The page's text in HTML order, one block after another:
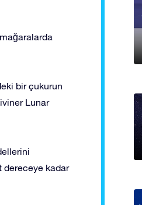
bir çukurun
Lunar
dereceye kadar